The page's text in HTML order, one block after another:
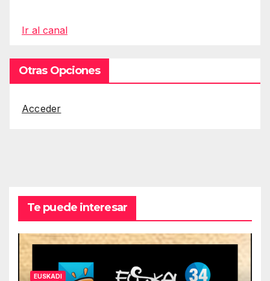
Ir al canal
Otras Opciones
Acceder
Te puede interesar
EUSKADI